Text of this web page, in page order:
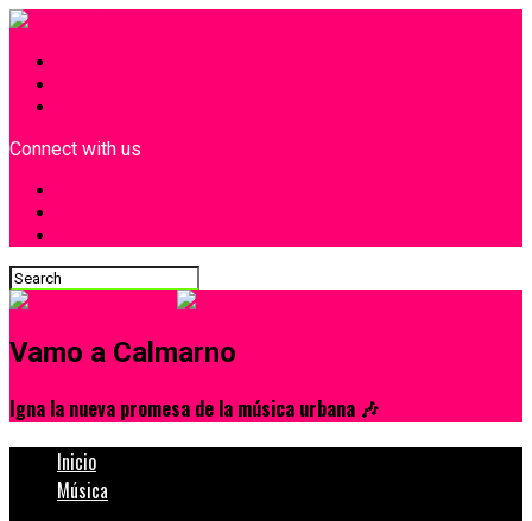
Connect with us
Vamo a Calmarno
Igna la nueva promesa de la música urbana 🎶
Inicio
Música